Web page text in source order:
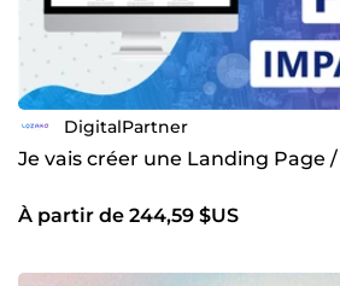
DigitalPartner
Je vais créer une Landing Page
À partir de 244,59 $US